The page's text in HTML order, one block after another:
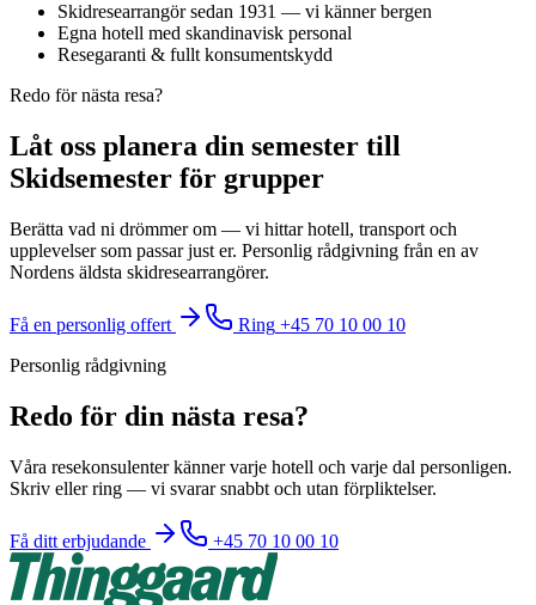
Skidresearrangör sedan 1931 — vi känner bergen
Egna hotell med skandinavisk personal
Resegaranti & fullt konsumentskydd
Redo för nästa resa?
Låt oss planera din semester till
Skidsemester för grupper
Berätta vad ni drömmer om — vi hittar hotell, transport och
upplevelser som passar just er. Personlig rådgivning från en av
Nordens äldsta skidresearrangörer.
Få en personlig offert Ring +45 70 10 00 10
Personlig rådgivning
Redo för din nästa resa?
Våra resekonsulenter känner varje hotell och varje dal personligen.
Skriv eller ring — vi svarar snabbt och utan förpliktelser.
Få ditt erbjudande +45 70 10 00 10